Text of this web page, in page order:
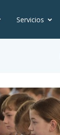
Servicios